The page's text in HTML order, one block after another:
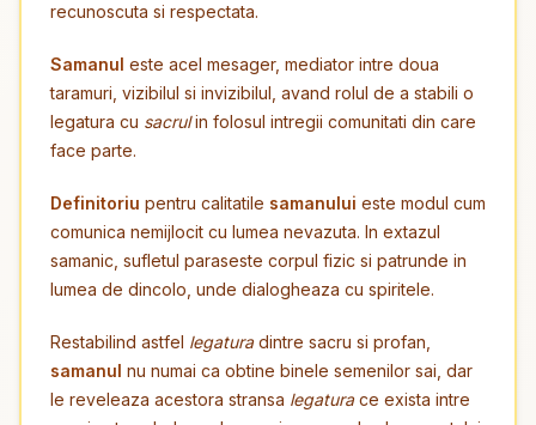
recunoscuta si respectata.
Samanul este acel mesager, mediator intre doua
taramuri, vizibilul si invizibilul, avand rolul de a stabili o
legatura cu sacrulin folosul intregii comunitati din care
face parte.
Definitoriu pentru calitatile samanului este modul cum
comunica nemijlocit cu lumea nevazuta. In extazul
samanic, sufletul paraseste corpul fizic si patrunde in
lumea de dincolo, unde dialogheaza cu spiritele.
Restabilind astfel legaturadintre sacru si profan,
samanul nu numai ca obtine binele semenilor sai, dar
le reveleaza acestora stransa legaturace exista intre